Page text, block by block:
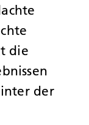
die
der